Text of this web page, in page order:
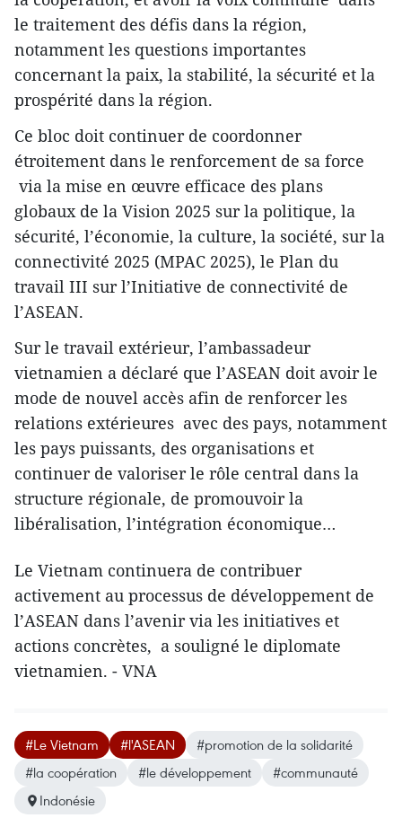
le traitement des défis dans la région,
notamment les questions importantes
concernant la paix, la stabilité, la sécurité et la
prospérité dans la région.
Ce bloc doit continuer de coordonner
étroitement dans le renforcement de sa force
via la mise en œuvre efficace des plans
globaux de la Vision 2025 sur la politique, la
sécurité, l’économie, la culture, la société, sur la
connectivité 2025 (MPAC 2025), le Plan du
travail III sur l’Initiative de connectivité de
l’ASEAN.
Sur le travail extérieur, l’ambassadeur
vietnamien a déclaré que l’ASEAN doit avoir le
mode de nouvel accès afin de renforcer les
relations extérieures avec des pays, notamment
les pays puissants, des organisations et
continuer de valoriser le rôle central dans la
structure régionale, de promouvoir la
libéralisation, l’intégration économique…
Le Vietnam continuera de contribuer
activement au processus de développement de
l’ASEAN dans l’avenir via les initiatives et
actions concrètes, a souligné le diplomate
vietnamien. - VNA
#Le Vietnam #l'ASEAN
#promotion de la solidarité
#la coopération
#le développement
#communauté
Indonésie